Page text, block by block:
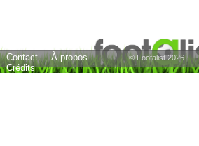
Contact
À propos
Crédits
© Footalist 2026